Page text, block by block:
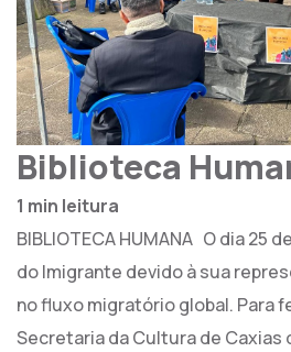
Biblioteca
1 min leitura
BIBLIOTECA HUMANA O dia 25
do Imigrante devido à sua
no fluxo migratório global. Para
Secretaria da Cultura de Caxias